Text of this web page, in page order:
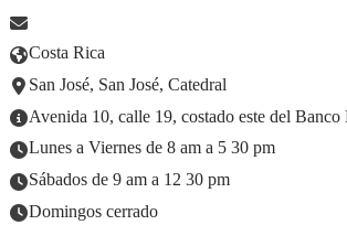
Costa Rica
San José, San José, Catedral
Avenida 10, calle 19, costado este del Banco
Lunes a Viernes de 8 am a 5 30 pm
Sábados de 9 am a 12 30 pm
Domingos cerrado